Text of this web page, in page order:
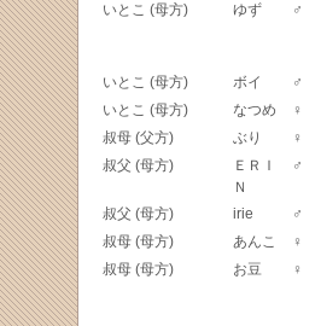
いとこ (母方) ゆず ♂
いとこ (母方) ボイ ♂
いとこ (母方) なつめ ♀
叔母 (父方) ぶり ♀
叔父 (母方)
ＥＲＩ
Ｎ
♂
叔父 (母方) irie ♂
叔母 (母方) あんこ ♀
叔母 (母方) お豆 ♀